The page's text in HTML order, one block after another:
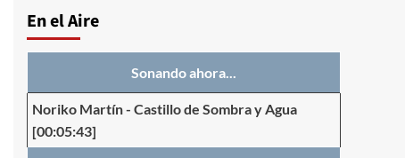
En el Aire
Sonando ahora...
Noriko Martín- Castillo de Sombra y Agua
[00:05:43]